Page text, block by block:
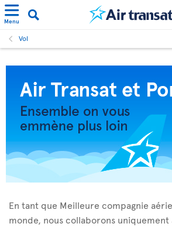
Menu
Vol
En tant que Meilleure compagnie
monde, nous collaborons uniquement